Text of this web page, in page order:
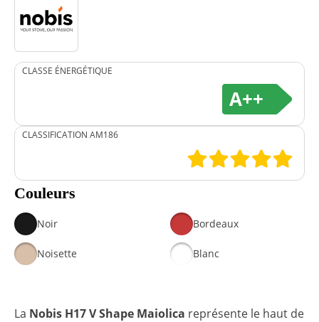
CLASSE ÉNERGÉTIQUE
A++
CLASSIFICATION AM186
Couleurs
Noir Bordeaux
Noisette Blanc
La Nobis H17 V Shape Maiolica représente le haut de